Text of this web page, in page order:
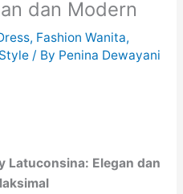
dan Modern
, Fashion Wanita,
Style/ By Penina Dewayani
Latuconsina: Elegan dan